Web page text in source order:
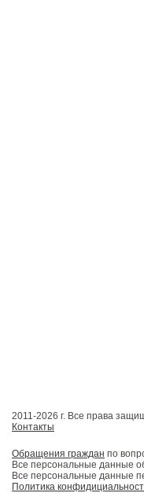
2011-2026 г. Все права
Контакты
Обращения граждан по
Все персональные данные
Все персональные данные
Политика